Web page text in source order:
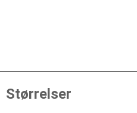
Størrelser